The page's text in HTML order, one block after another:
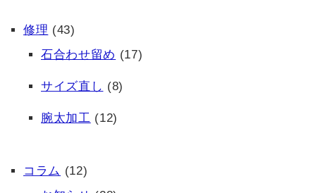
修理 (43)
石合わせ留め (17)
サイズ直し (8)
腕太加工 (12)
コラム (12)